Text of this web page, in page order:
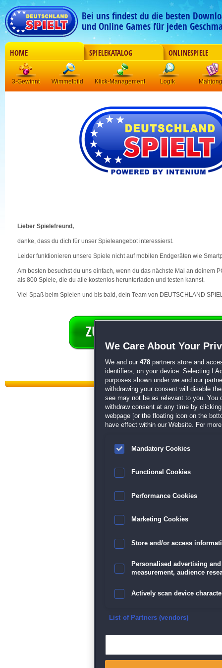
Bei uns findest du die besten
und Online Games für jeden
HOME SPIELEKATALOG ONLINESPIELE
3-Gewinnt Wimmelbild Klick-Management Logik Mahjong
Lieber Spielefreund,
danke, dass du dich für unser Spieleangebot interessierst.
Leider funktionieren unsere Spiele nicht auf mobilen Endgeräten wie
Am besten besuchst du uns einfach, wenn du das nächste Mal an deinem
als 800 Spiele, die du alle kostenlos herunterladen und testen kannst.
Viel Spaß beim Spielen und bis bald, dein Team von DEUTSCHLAND
Datenschutz| AGB|Impressum
We Care About Your
We and our 478 partners store and
identifiers, on your device. Selecting I
purposes shown under we and our
withdrawing your consent will disable
see may not be as relevant to you. You
withdraw consent at any time by
webpage [or the floating icon on the
have effect within our Website. For
Mandatory Cookies
Functional Cookies
Performance Cookies
Marketing Cookies
Store and/or access
Personalised advertising
measurement, audience
Actively scan device
Ensure security, prevent
List of Partners (vendors)